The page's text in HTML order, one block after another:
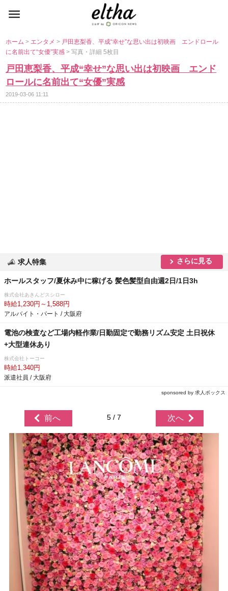
ホーム> エンタメ> 戸田恵梨香、平成“幸せ”な思い出は初映画 エンドロール
に名前出て“女優”実感> 写真・詳細 5枚目
戸田恵梨香、平成“幸せ”な思い出は初映画 エンド
ロールに名前出て“女優”実感
2019-03-06 11:11
求人特集 さらに見る
ホールスタッフ/夏休み中に稼げる 髪色髪型自由週2日/1日3h
株式会社あきんどスシロー
時給1,230円～1,588円
アルバイト・パート / 大阪府
電池の検査など工場内軽作業/日勤固定で勤務リズム安定 土日祝休
+大型連休あり
株式会社トーコー
時給1,340円
派遣社員 / 大阪府
sponsored by 求人ボックス
前へ 5 / 7 次へ